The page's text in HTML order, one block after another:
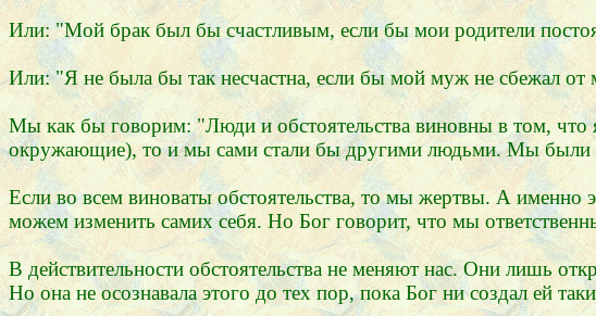
Или: "Мой брак был бы счастливым, если бы мои родители
Или: "Я не была бы так несчастна, если бы мой муж не сбежал
Мы как бы говорим: "Люди и обстоятельства виновны в том,
окружающие), то и мы сами стали бы другими людьми. Мы
Если во всем виноваты обстоятельства, то мы жертвы. А
можем изменить самих себя. Но Бог говорит, что мы
В действительности обстоятельства не меняют нас. Они лишь
Но она не осознавала этого до тех пор, пока Бог ни создал ей